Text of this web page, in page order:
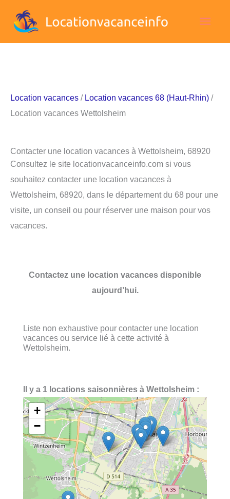
Location vacances / Location vacances 68 (Haut-Rhin) /
Location vacances Wettolsheim
Contacter une location vacances à Wettolsheim, 68920
Consultez le site locationvacanceinfo.com si vous
souhaitez contacter une location vacances à
Wettolsheim, 68920, dans le département du 68 pour une
visite, un conseil ou pour réserver une maison pour vos
vacances.
Contactez une location vacances disponible
aujourd’hui.
Liste non exhaustive pour contacter une location
vacances ou service lié à cette activité à
Wettolsheim.
Il y a 1 locations saisonnières à Wettolsheim :
+
−